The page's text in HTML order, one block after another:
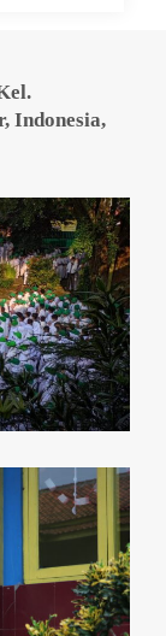
Indonesia,